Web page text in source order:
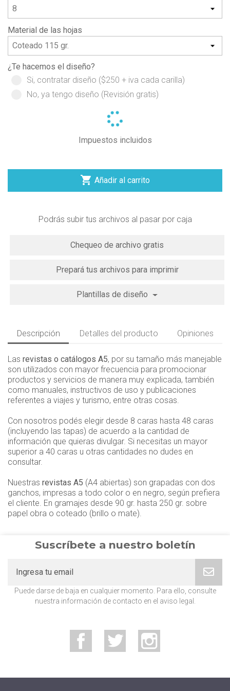
Material de las hojas
¿Te hacemos el diseño?
Si, contratar diseño ($250 + iva cada carilla)
No, ya tengo diseño (Revisión gratis)
Impuestos incluidos
 Añadir al carrito
Podrás subir tus archivos al pasar por caja
Chequeo de archivo gratis
Prepará tus archivos para imprimir
Plantillas de diseño
Descripción Detalles del producto Opiniones
Las revistas o catálogos A5, por su tamaño más manejable
son utilizados con mayor frecuencia para promocionar
productos y servicios de manera muy explicada, también
como manuales, instructivos de uso y publicaciones
referentes a viajes y turismo, entre otras cosas.
Con nosotros podés elegir desde 8 caras hasta 48 caras
(incluyendo las tapas) de acuerdo a la cantidad de
información que quieras divulgar. Si necesitas un mayor
superior a 40 caras u otras cantidades no dudes en
consultar.
Nuestras revistas A5 (A4 abiertas) son grapadas con dos
ganchos, impresas a todo color o en negro, según prefiera
el cliente. En gramajes desde 90 gr. hasta 250 gr. sobre
papel obra o coteado (brillo o mate).
Suscríbete a nuestro boletín
Puede darse de baja en cualquier momento. Para ello, consulte
nuestra información de contacto en el aviso legal.
Facebook Twitter